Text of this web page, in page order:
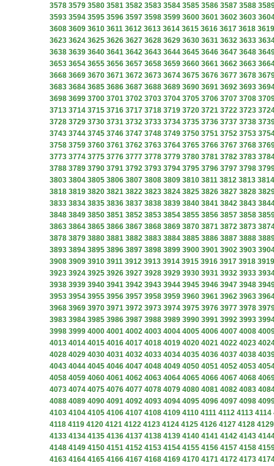
3578 3579 3580 3581 3582 3583 3584 3585 3586 3587 3588
3593 3594 3595 3596 3597 3598 3599 3600 3601 3602 3603
3608 3609 3610 3611 3612 3613 3614 3615 3616 3617 3618 3619
3623 3624 3625 3626 3627 3628 3629 3630 3631 3632 3633
3638 3639 3640 3641 3642 3643 3644 3645 3646 3647 3648
3653 3654 3655 3656 3657 3658 3659 3660 3661 3662 3663
3668 3669 3670 3671 3672 3673 3674 3675 3676 3677 3678
3683 3684 3685 3686 3687 3688 3689 3690 3691 3692 3693
3698 3699 3700 3701 3702 3703 3704 3705 3706 3707 3708
3713 3714 3715 3716 3717 3718 3719 3720 3721 3722 3723
3728 3729 3730 3731 3732 3733 3734 3735 3736 3737 3738
3743 3744 3745 3746 3747 3748 3749 3750 3751 3752 3753
3758 3759 3760 3761 3762 3763 3764 3765 3766 3767 3768
3773 3774 3775 3776 3777 3778 3779 3780 3781 3782 3783
3788 3789 3790 3791 3792 3793 3794 3795 3796 3797 3798
3803 3804 3805 3806 3807 3808 3809 3810 3811 3812 3813 3814
3818 3819 3820 3821 3822 3823 3824 3825 3826 3827 3828
3833 3834 3835 3836 3837 3838 3839 3840 3841 3842 3843
3848 3849 3850 3851 3852 3853 3854 3855 3856 3857 3858
3863 3864 3865 3866 3867 3868 3869 3870 3871 3872 3873
3878 3879 3880 3881 3882 3883 3884 3885 3886 3887 3888
3893 3894 3895 3896 3897 3898 3899 3900 3901 3902 3903
3908 3909 3910 3911 3912 3913 3914 3915 3916 3917 3918 3919
3923 3924 3925 3926 3927 3928 3929 3930 3931 3932 3933
3938 3939 3940 3941 3942 3943 3944 3945 3946 3947 3948
3953 3954 3955 3956 3957 3958 3959 3960 3961 3962 3963
3968 3969 3970 3971 3972 3973 3974 3975 3976 3977 3978
3983 3984 3985 3986 3987 3988 3989 3990 3991 3992 3993
3998 3999 4000 4001 4002 4003 4004 4005 4006 4007 4008
4013 4014 4015 4016 4017 4018 4019 4020 4021 4022 4023
4028 4029 4030 4031 4032 4033 4034 4035 4036 4037 4038
4043 4044 4045 4046 4047 4048 4049 4050 4051 4052 4053
4058 4059 4060 4061 4062 4063 4064 4065 4066 4067 4068
4073 4074 4075 4076 4077 4078 4079 4080 4081 4082 4083
4088 4089 4090 4091 4092 4093 4094 4095 4096 4097 4098
4103 4104 4105 4106 4107 4108 4109 4110 4111 4112 4113 4114
4118 4119 4120 4121 4122 4123 4124 4125 4126 4127 4128 4129
4133 4134 4135 4136 4137 4138 4139 4140 4141 4142 4143
4148 4149 4150 4151 4152 4153 4154 4155 4156 4157 4158
4163 4164 4165 4166 4167 4168 4169 4170 4171 4172 4173